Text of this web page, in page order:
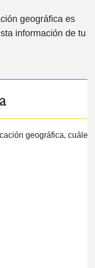
geográfica es
información de tu
geográfica,